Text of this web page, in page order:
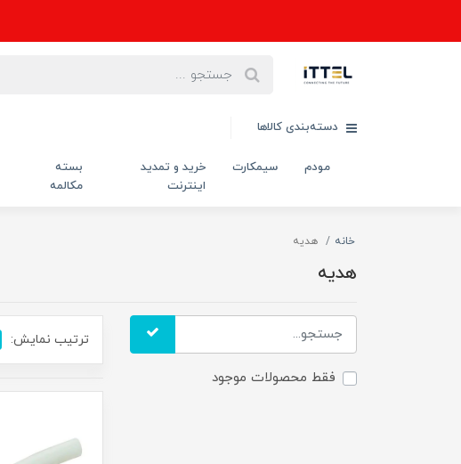
دسته‌بندی کالاها
مودم سیمکارت
خرید و تمدید
اینترنت
بسته
مکالمه
خانه هدیه
هدیه
فقط محصولات موجود
ترتیب نمایش: